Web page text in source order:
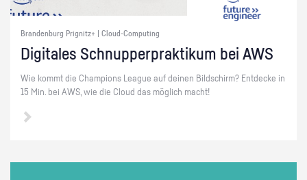
Brandenburg Prignitz+ | Cloud-Computing
Di­gi­ta­les Schnup­per­prak­ti­kum bei AWS
Wie kommt die Cham­pi­ons Le­ague auf dei­nen Bild­schirm? Ent­de­cke in
15 Min. bei AWS, wie die Cloud das mög­lich macht!